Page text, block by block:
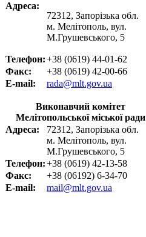
Адреса:
72312, Запорізька обл.
м. Мелітополь, вул.
М.Грушевського, 5
Телефон:+38 (0619) 44-01-62
Факс:
+38 (0619) 42-00-66
E-mail:
rada@mlt.gov.ua
Виконавчий комітет
Мелітопольської міської ради
Адреса:
72312, Запорізька обл.
м. Мелітополь, вул.
М.Грушевського, 5
Телефон:+38 (0619) 42-13-58
Факс:
+38 (06192) 6-34-70
E-mail:
mail@mlt.gov.ua